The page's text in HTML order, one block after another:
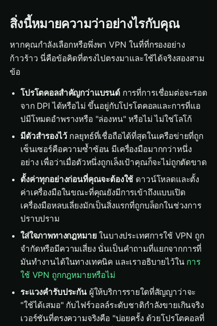
สิ่งนี้หมายความว่าอย่างไรกับคุณ
หากคุณกำลังเลือกหรือพึ่งพา VPN ในที่ที่กรองอย่าง
ก้าวร้าว นี่คือข้อคิดที่ตรงไปตรงมาและใช้ได้จริงสองสาม
ข้อ
โปรโตคอลสำคัญกว่าแบรนด์การที่การเชื่อมต่อจะรอด
จาก DPI ได้หรือไม่ ขึ้นอยู่กับโปรโตคอลและการที่แอ
ปมีโหมดอำพรางหรือ "ล่องหน" หรือไม่ ไม่ใช่โลโก้
มีตัวสำรองไว้ กลยุทธ์ที่เชื่อถือได้ที่สุดในเครือข่ายที่ถูก
เซ็นเซอร์คือความซ้ำซ้อน มีเครื่องมือมากกว่าหนึ่ง
อย่าง เพื่อว่าเมื่อตัวหนึ่งถูกเล็งเป้าคุณก็จะไม่ถูกตัดขาด
ตั้งค่าทุกอย่างก่อนที่คุณจะต้องใช้ ดาวน์โหลดและตั้ง
ค่าเครื่องมือในขณะที่คุณยังมีการเข้าถึงแบบเปิด
เครื่องมือหลบเลี่ยงมักเป็นสิ่งแรกที่ถูกบล็อกในช่วงการ
ปราบปราม
ใส่ใจภาพทางกฎหมายในบางประเทศการใช้ VPN ถูก
จำกัดหรือมีความเสี่ยง นั่นเป็นคำถามที่แยกจากการที่
มันทำงานได้ในทางเทคนิค และเราอธิบายไว้ใน การ
ใช้ VPN ถูกกฎหมายหรือไม่
ระแวงคำรับประกันผู้ให้บริการรายใดที่สัญญาว่าจะ
"ใช้ได้เสมอ" กับไฟร์วอลล์ระดับชาติกำลังขายเกินจริง
เวอร์ชันที่ตรงความจริงคือ "บ่อยครั้ง ด้วยโปรโตคอลที่